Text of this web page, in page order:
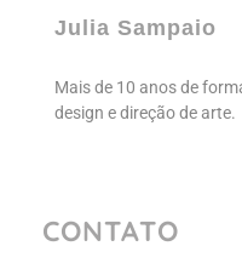
Julia Sampaio
Mais de 10 anos de
design e direção de arte.
CONTATO